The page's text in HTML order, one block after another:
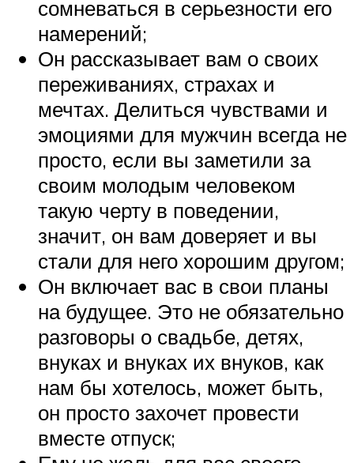
сомневаться в серьезности его
намерений;
Он рассказывает вам о своих
переживаниях, страхах и
мечтах. Делиться чувствами и
эмоциями для мужчин всегда не
просто, если вы заметили за
своим молодым человеком
такую черту в поведении,
значит, он вам доверяет и вы
стали для него хорошим другом;
Он включает вас в свои планы
на будущее. Это не обязательно
разговоры о свадьбе, детях,
внуках и внуках их внуков, как
нам бы хотелось, может быть,
он просто захочет провести
вместе отпуск;